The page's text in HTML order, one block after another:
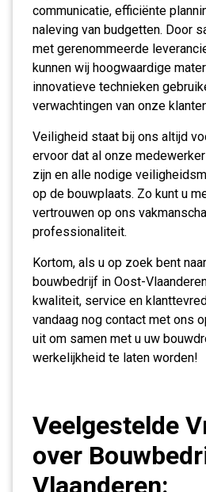
communicatie, efficiënte
naleving van budgetten. Door
met gerenommeerde
kunnen wij hoogwaardige
innovatieve technieken
verwachtingen van onze
Veiligheid staat bij ons altijd
ervoor dat al onze
zijn en alle nodige
op de bouwplaats. Zo kunt u
vertrouwen op ons
professionaliteit.
Kortom, als u op zoek bent
bouwbedrijf in Oost-
kwaliteit, service en
vandaag nog contact met ons
uit om samen met u uw
werkelijkheid te laten worden!
Veelgestelde
over
Vlaanderen: